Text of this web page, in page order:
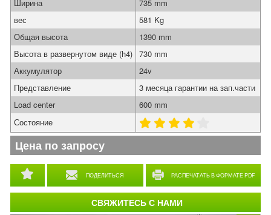
ПОДЕЛИТЬСЯ РАСПЕЧАТАТЬ В ФОРМАТЕ PDF
Ширина
735 mm
вес
581 Kg
Общая высота
1390 mm
Высота в развернутом виде (h4) 730 mm
Аккумулятор
24v
Представление
3 месяца гарантии на зап.части
Load center
600 mm
Состояние
Цена по запросу
СВЯЖИТЕСЬ С НАМИ